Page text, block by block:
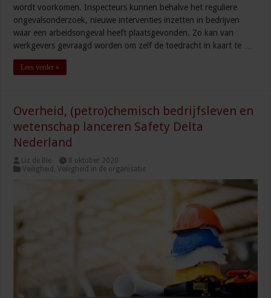
wordt voorkomen. Inspecteurs kunnen behalve het reguliere
ongevalsonderzoek, nieuwe interventies inzetten in bedrijven
waar een arbeidsongeval heeft plaatsgevonden. Zo kan van
werkgevers gevraagd worden om zelf de toedracht in kaart te …
Lees verder »
Overheid, (petro)chemisch bedrijfsleven en
wetenschap lanceren Safety Delta
Nederland
Liz de Bie
8 oktober 2020
Veiligheid ,Veiligheid in de organisatie